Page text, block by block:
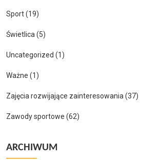
Sport(19)
Świetlica (5)
Uncategorized (1)
Ważne (1)
Zajęcia rozwijające zainteresowania (37)
Zawody sportowe (62)
ARCHIWUM